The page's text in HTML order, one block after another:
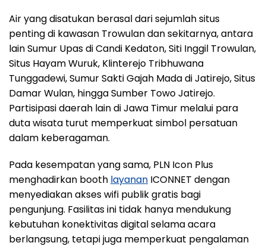
Air yang disatukan berasal dari sejumlah situs
penting di kawasan Trowulan dan sekitarnya, antara
lain Sumur Upas di Candi Kedaton, Siti Inggil Trowulan,
Situs Hayam Wuruk, Klinterejo Tribhuwana
Tunggadewi, Sumur Sakti Gajah Mada di Jatirejo, Situs
Damar Wulan, hingga Sumber Towo Jatirejo.
Partisipasi daerah lain di Jawa Timur melalui para
duta wisata turut memperkuat simbol persatuan
dalam keberagaman.
Pada kesempatan yang sama, PLN Icon Plus
menghadirkan booth layanan ICONNET dengan
menyediakan akses wifi publik gratis bagi
pengunjung. Fasilitas ini tidak hanya mendukung
kebutuhan konektivitas digital selama acara
berlangsung, tetapi juga memperkuat pengalaman